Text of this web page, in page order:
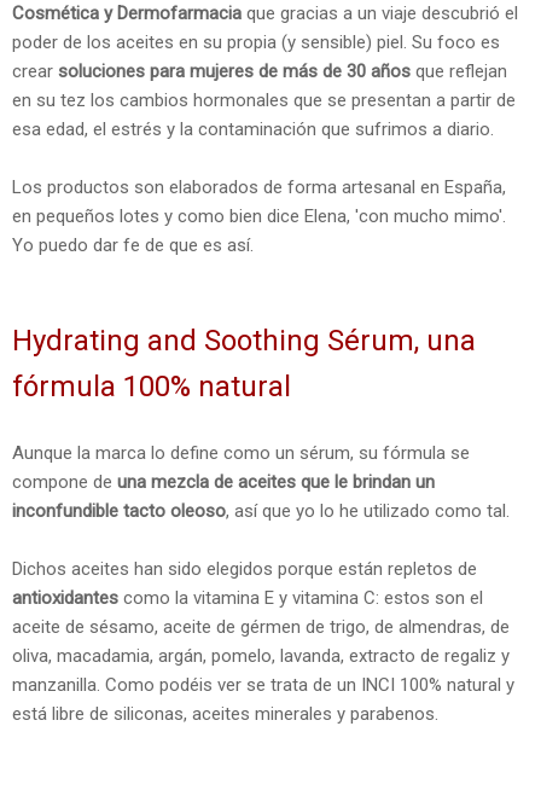
Cosmética y Dermofarmacia que gracias a un viaje descubrió el
poder de los aceites en su propia (y sensible) piel. Su foco es
crear soluciones para mujeres de más de 30 años que reflejan
en su tez los cambios hormonales que se presentan a partir de
esa edad, el estrés y la contaminación que sufrimos a diario.
Los productos son elaborados de forma artesanal en España,
en pequeños lotes y como bien dice Elena, 'con mucho mimo'.
Yo puedo dar fe de que es así.
Hydrating and Soothing Sérum, una
fórmula 100% natural
Aunque la marca lo define como un sérum, su fórmula se
compone de una mezcla de aceites que le brindan un
inconfundible tacto oleoso, así que yo lo he utilizado como tal.
Dichos aceites han sido elegidos porque están repletos de
antioxidantes como la vitamina E y vitamina C: estos son el
aceite de sésamo, aceite de gérmen de trigo, de almendras, de
oliva, macadamia, argán, pomelo, lavanda, extracto de regaliz y
manzanilla. Como podéis ver se trata de un INCI 100% natural y
está libre de siliconas, aceites minerales y parabenos.